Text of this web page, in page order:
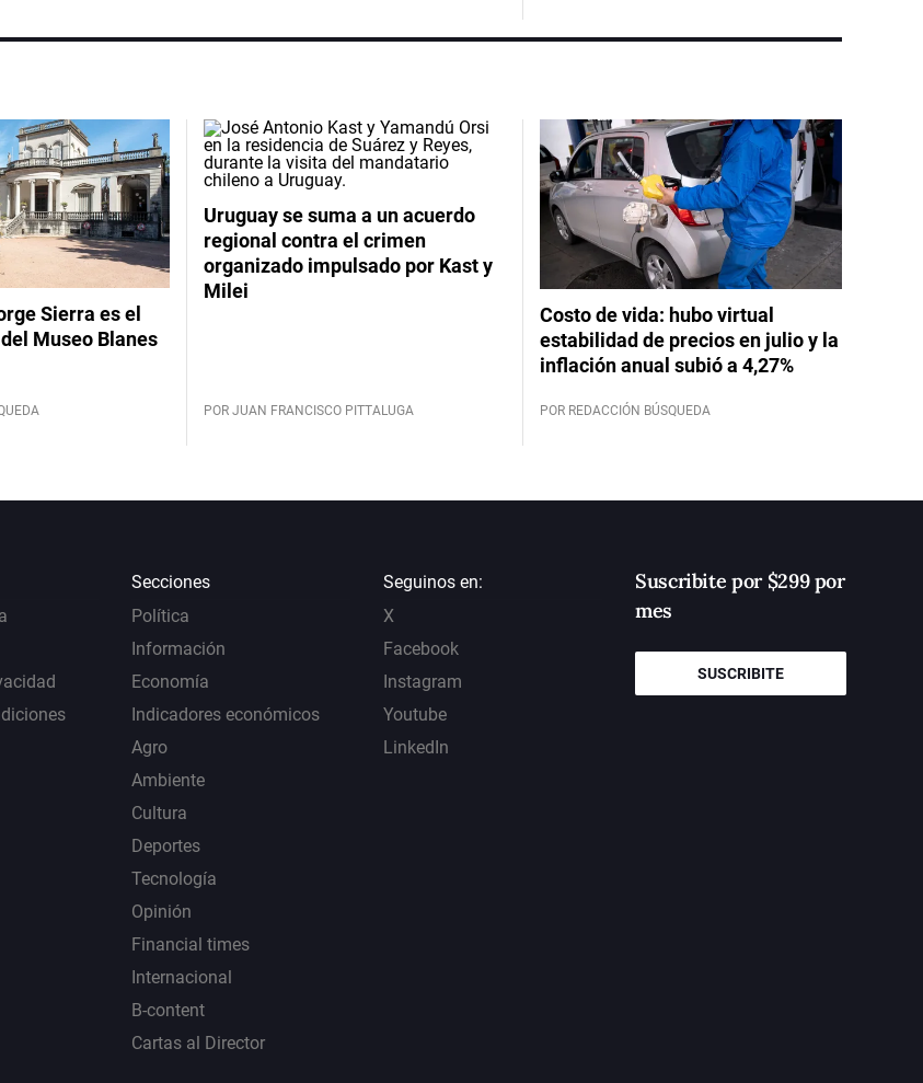
Sierra es el
Museo Blanes
Uruguay se suma a un acuerdo
regional contra el crimen
organizado impulsado por Kast y
Milei
POR JUAN FRANCISCO PITTALUGA
Costo de vida: hubo virtual
estabilidad de precios en julio y la
inflación anual subió a 4,27%
POR REDACCIÓN BÚSQUEDA
Secciones
Política
Información
Economía
Indicadores económicos
Agro
Ambiente
Cultura
Deportes
Tecnología
Opinión
Financial times
Internacional
B-content
Cartas al Director
Seguinos en:
X
Facebook
Instagram
Youtube
LinkedIn
Suscribite por $299 por
mes
SUSCRIBITE